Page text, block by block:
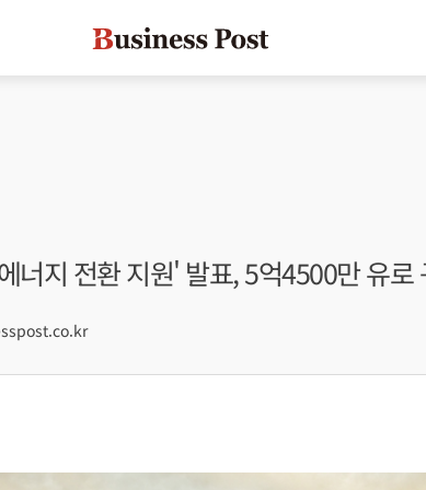
너지 전환 지원' 발표, 5억4500만 유로